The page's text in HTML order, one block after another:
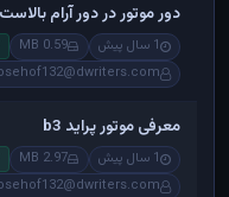
دور موتور در دور آرام بالاست
1 سال پیش 0.59 MB
معرفی موتور پراید b3
1 سال پیش 2.97 MB